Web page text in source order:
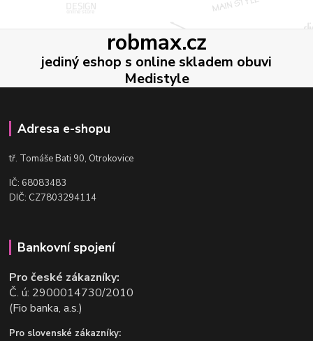
robmax.cz
jediný eshop s online skladem obuvi
Medistyle
Adresa e-shopu
tř. Tomáše Bati 90, Otrokovice
IČ: 68083483
DIČ: CZ7803294114
Bankovní spojení
Pro české zákazníky:
Č. ú: 2900014730/2010
(Fio banka, a.s.)
Pro slovenské zákazníky: